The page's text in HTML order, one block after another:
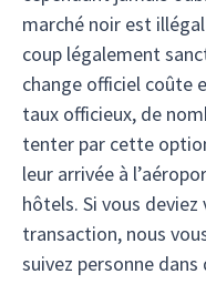
marché noir est
coup légalement
change officiel coûte
taux officieux, de
tenter par cette
leur arrivée à
hôtels. Si vous
transaction, nous
suivez personne